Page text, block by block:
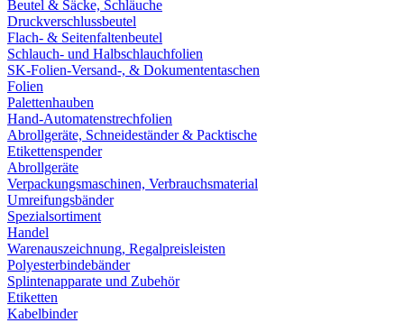
Beutel & Säcke, Schläuche
Druckverschlussbeutel
Flach- & Seitenfaltenbeutel
Schlauch- und Halbschlauchfolien
SK-Folien-Versand-, & Dokumententaschen
Folien
Palettenhauben
Hand-Automatenstrechfolien
Abrollgeräte, Schneideständer & Packtische
Etikettenspender
Abrollgeräte
Verpackungsmaschinen, Verbrauchsmaterial
Umreifungsbänder
Spezialsortiment
Handel
Warenauszeichnung, Regalpreisleisten
Polyesterbindebänder
Splintenapparate und Zubehör
Etiketten
Kabelbinder